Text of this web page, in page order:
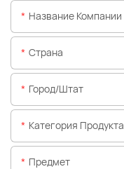
Название Компании
Страна
Город/штат
Категория Продукта
Предмет